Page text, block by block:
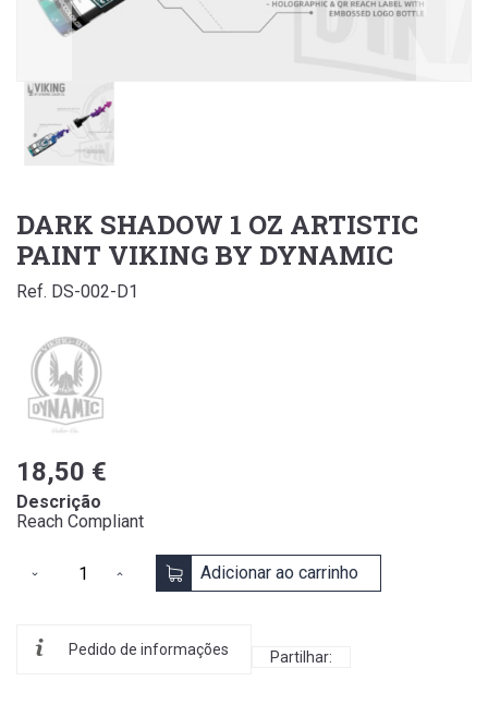
DARK SHADOW 1 OZ ARTISTIC
PAINT VIKING BY DYNAMIC
Ref. DS-002-D1
18,50 €
Descrição
Reach Compliant
Adicionar ao carrinho
Pedido de informações Partilhar: